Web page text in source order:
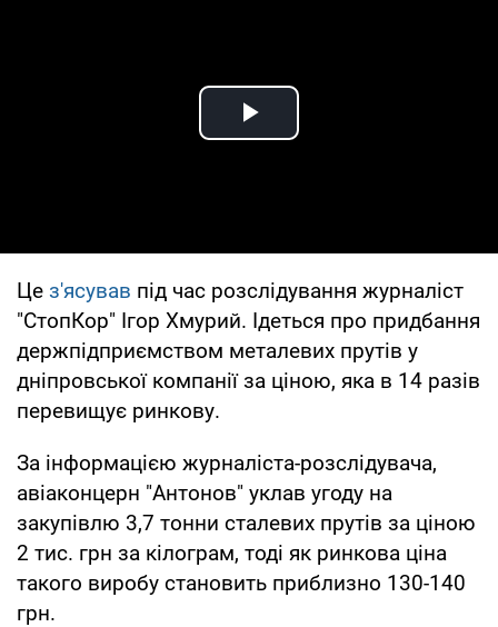
Play Video
Це з'ясував під час розслідування журналіст
"СтопКор" Ігор Хмурий. Ідеться про придбання
держпідприємством металевих прутів у
дніпровської компанії за ціною, яка в 14 разів
перевищує ринкову.
За інформацією журналіста-розслідувача,
авіаконцерн "Антонов" уклав угоду на
закупівлю 3,7 тонни сталевих прутів за ціною
2 тис. грн за кілограм, тоді як ринкова ціна
такого виробу становить приблизно 130-140
грн.